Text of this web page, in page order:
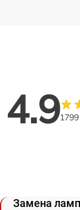
4.9
Замена